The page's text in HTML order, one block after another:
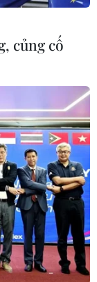
ngày 28/7
qua đã
ngược hoàn
củng cố